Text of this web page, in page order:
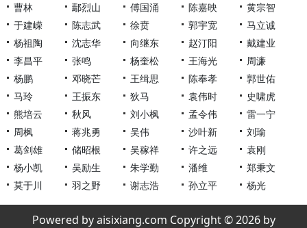
曹林
鄢烈山 傅国涌 陈嘉映
黄宗智
于建嵘
陈志武 徐贲 郭宇宽
马立诚
杨祖陶
沈志华 向继东 赵汀阳
戴建业
李昌平
张鸣 杨奎松 王海光
周濂
杨鹏
邓晓芒 王缉思 陈奉孝
郭世佑
马玲
王振东 狄马 袁伟时
史啸虎
熊培云
秋风 刘小枫 孟令伟
雷一宁
周枫
蒋兆勇 吴伟 沙叶新
刘瑜
葛剑雄
储昭根 吴稼祥 许之远
袁刚
杨小凯
吴励生 朱学勤 潘维
郑秉文
莫于川
羽之野 谢志浩 孙立平 杨光
Powered by aisixiang.com Copyright © 2026 by